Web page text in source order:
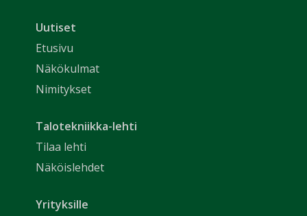
Uutiset
Etusivu
Näkökulmat
Nimitykset
Talotekniikka-lehti
Tilaa lehti
Näköislehdet
Yrityksille